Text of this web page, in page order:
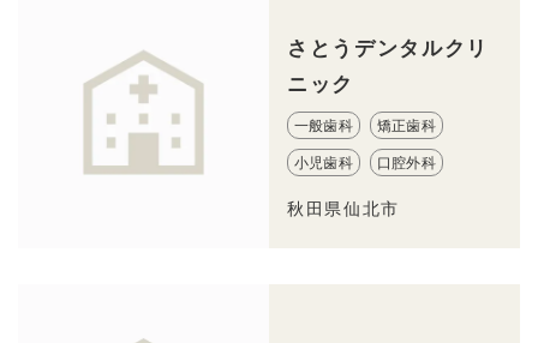
さとうデンタルクリ
ニック
一般歯科 矯正歯科
小児歯科 口腔外科
秋田県仙北市